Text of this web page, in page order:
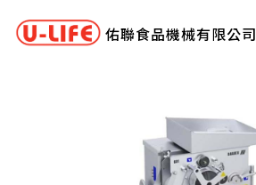
佑聯食品機械有限公司